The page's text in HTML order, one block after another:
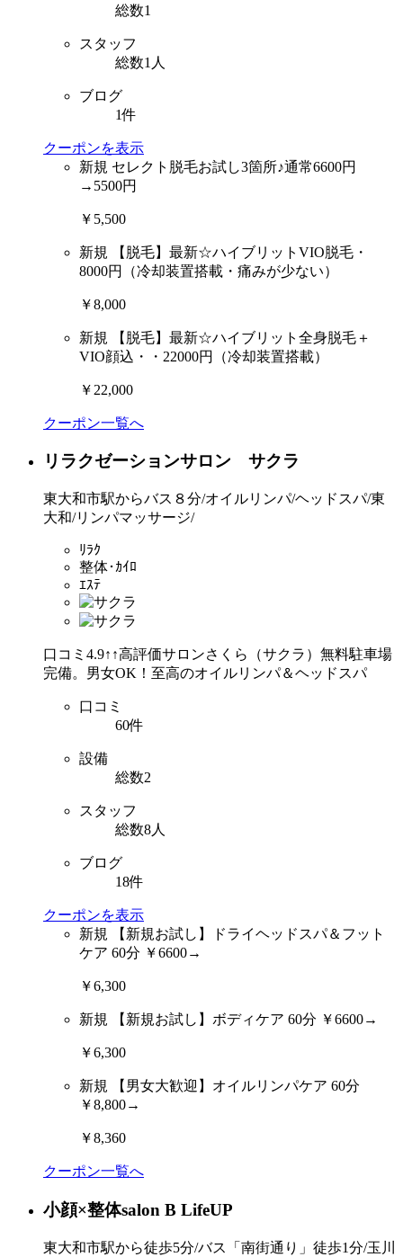
総数1
スタッフ
総数1人
ブログ
1件
クーポンを表示
新規 セレクト脱毛お試し3箇所♪通常6600円
→5500円
￥5,500
新規
【脱毛】最新☆ハイブリットVIO脱毛・
8000円（冷却装置搭載・痛みが少ない）
￥8,000
新規
【脱毛】最新☆ハイブリット全身脱毛＋
VIO顔込・・22000円（冷却装置搭載）
￥22,000
クーポン一覧へ
リラクゼーションサロン サクラ
東大和市駅からバス８分/オイルリンパ/ヘッドスパ/東
大和/リンパマッサージ/
ﾘﾗｸ
整体･ｶｲﾛ
ｴｽﾃ
口コミ4.9↑↑高評価サロンさくら（サクラ）無料駐車場
完備。男女OK！至高のオイルリンパ＆ヘッドスパ
口コミ
60件
設備
総数2
スタッフ
総数8人
ブログ
18件
クーポンを表示
新規
【新規お試し】ドライヘッドスパ＆フット
ケア 60分 ￥6600→
￥6,300
新規 【新規お試し】ボディケア 60分 ￥6600→
￥6,300
新規
【男女大歓迎】オイルリンパケア 60分
￥8,800→
￥8,360
クーポン一覧へ
小顔×整体salon B LifeUP
東大和市駅から徒歩5分/バス「南街通り」徒歩1分/玉川